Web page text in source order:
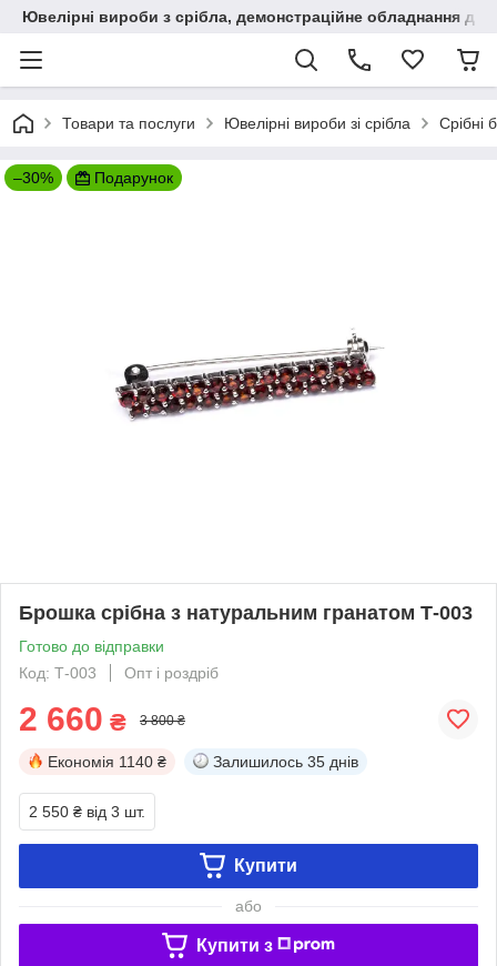
Ювелірні вироби з срібла, демонстраційне обладнання
Товари та послуги Ювелірні вироби зі срібла Срібні
–30% Подарунок
Брошка срібна з натуральним гранатом Т-003
Готово до відправки
Код: Т-003
Опт і роздріб
2 660 ₴ 3 800 ₴
Економія 1140 ₴ Залишилось 35 днів
2 550 ₴ від 3 шт.
Купити
або
Купити з